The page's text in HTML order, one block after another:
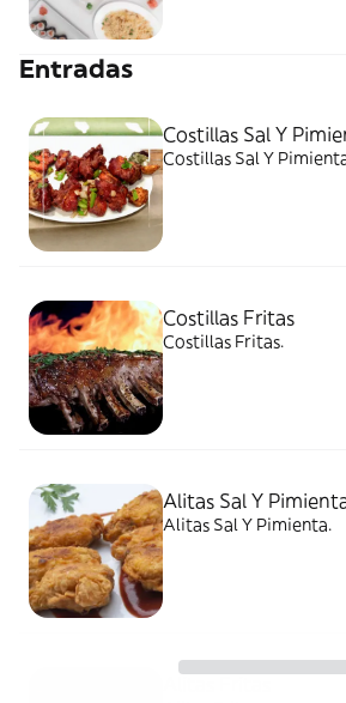
Entradas
Costillas Sal Y
Costillas Sal Y
Costillas Fritas
Costillas Fritas.
Alitas Sal Y
Alitas Sal Y Pimienta.